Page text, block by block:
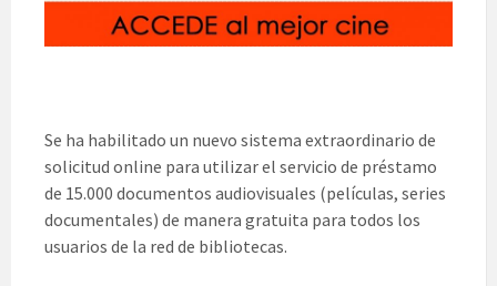
Se ha habilitado un nuevo sistema extraordinario de
solicitud online para utilizar el servicio de préstamo
de 15.000 documentos audiovisuales (películas, series
documentales) de manera gratuita para todos los
usuarios de la red de bibliotecas.